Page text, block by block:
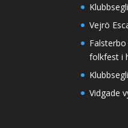
Vejrö
folkfest i
Vidgade